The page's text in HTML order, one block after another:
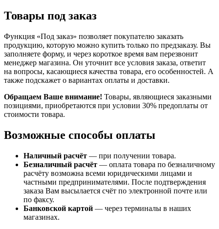
Товары под заказ
Функция «Под заказ» позволяет покупателю заказать
продукцию, которую можно купить только по предзаказу. Вы
заполняете форму, и через короткое время вам перезвонит
менеджер магазина. Он уточнит все условия заказа, ответит
на вопросы, касающиеся качества товара, его особенностей. А
также подскажет о вариантах оплаты и доставки.
Обращаем Ваше внимание! Товары, являющиеся заказными
позициями, приобретаются при условии 30% предоплаты от
стоимости товара.
Возможные способы оплаты
Наличный расчёт — при получении товара.
Безналичный расчёт — оплата товара по безналичному
расчёту возможна всеми юридическими лицами и
частными предпринимателями. После подтверждения
заказа Вам высылается счёт по электронной почте или
по факсу.
Банковской картой — через терминалы в наших
магазинах.